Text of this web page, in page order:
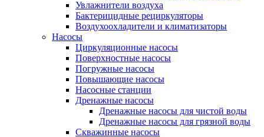
Увлажнители воздуха
Бактерицидные рециркуляторы
Воздухоохладители и климатизаторы
Насосы
Циркуляционные насосы
Поверхностные насосы
Погружные насосы
Повышающие насосы
Насосные станции
Дренажные насосы
Дренажные насосы для чистой воды
Дренажные насосы для грязной воды
Скважинные насосы